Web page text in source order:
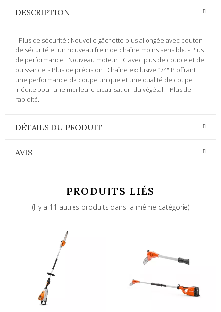
DESCRIPTION
- Plus de sécurité : Nouvelle gâchette plus allongée avec bouton
de sécurité et un nouveau frein de chaîne moins sensible. - Plus
de performance : Nouveau moteur EC avec plus de couple et de
puissance. - Plus de précision : Chaîne exclusive 1/4" P offrant
une performance de coupe unique et une qualité de coupe
inédite pour une meilleure cicatrisation du végétal. - Plus de
rapidité.
DÉTAILS DU PRODUIT
AVIS
PRODUITS LIÉS
(Il y a 11 autres produits dans la même catégorie)